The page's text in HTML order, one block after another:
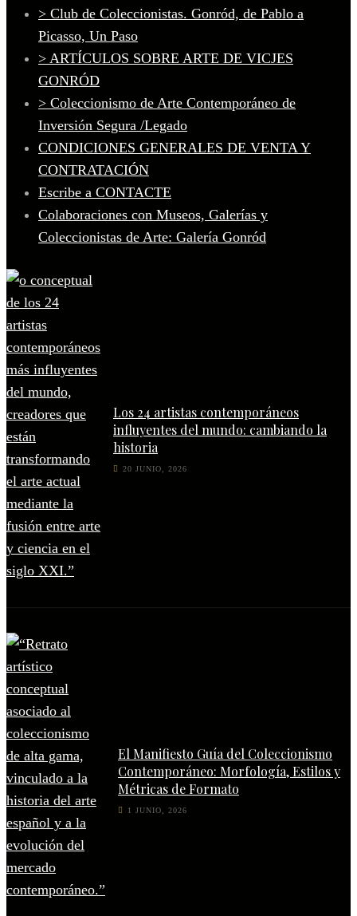
> Club de Coleccionistas. Gonród, de Pablo a
Picasso, Un Paso
> ARTÍCULOS SOBRE ARTE DE VICJES
GONRÓD
> Coleccionismo de Arte Contemporáneo de
Inversión Segura /Legado
CONDICIONES GENERALES DE VENTA Y
CONTRATACIÓN
Escribe a CONTACTE
Colaboraciones con Museos, Galerías y
Coleccionistas de Arte: Galería Gonród
Los 24 artistas contemporáneos
influyentes del mundo: cambiando la
historia
20 JUNIO, 2026
El Manifiesto Guía del Coleccionismo
Contemporáneo: Morfología, Estilos y
Métricas de Formato
1 JUNIO, 2026